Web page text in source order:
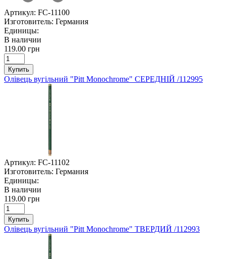
Артикул: FC-11100
Изготовитель: Германия
Единицы:
В наличии
119.00 грн
Купить
Олівець вугільний "Pitt Monochrome" СЕРЕДНІЙ /112995
Артикул: FC-11102
Изготовитель: Германия
Единицы:
В наличии
119.00 грн
Купить
Олівець вугільний "Pitt Monochrome" ТВЕРДИЙ /112993